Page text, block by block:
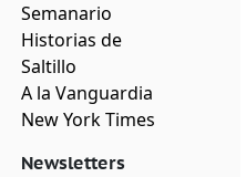
Semanario
Historias de
Saltillo
A la Vanguardia
New York Times
Newsletters